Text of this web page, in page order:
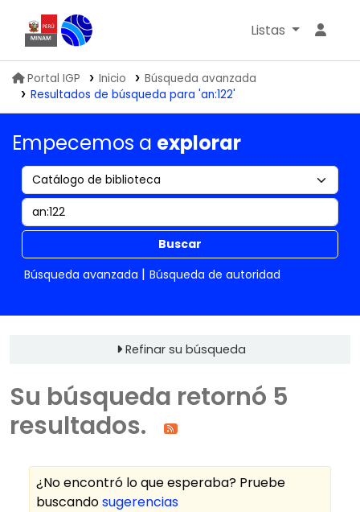
Biblioteca IGP
Listas
Portal IGP Inicio
Búsqueda avanzada
Resultados de búsqueda para 'an:122'
Empecemos a explorar
Buscar
Búsqueda avanzada
Búsqueda de autoridad
Refinar su búsqueda
Su búsqueda retornó 5
resultados.
¿No encontró lo que esperaba? Pruebe
buscandosugerencias